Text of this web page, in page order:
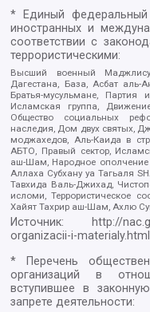
* Единый федеральный
иностранных и
соответствии с
террористическими:
Высший военный
Дагестана, База, Асбат аль-
Братья-мусульмане, Партия
Исламская группа,
Общество социальных
наследия, Дом двух святых,
моджахедов, Аль-Каида в
АБТО, Правый сектор,
аш-Шам, Народное
Аллаха Субхану уа Тагьаля
Тавхида Валь-Джихад,
исломи, Террористическое
Хайят Тахрир аш-Шам, Ахлю
Источник:
http://
organizacii-i-materialy.html
* Перечень
организаций в
вступившее в
запрете деятельности: